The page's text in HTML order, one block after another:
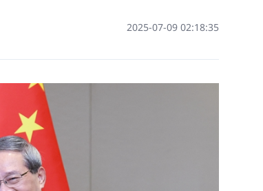
02:18:35 2025-07-09